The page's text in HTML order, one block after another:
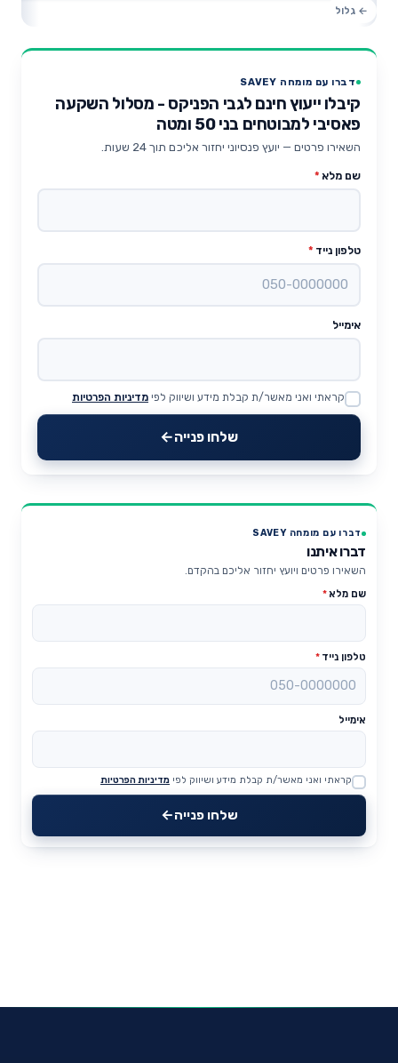
דברו עם מומחה SAVEY
קיבלו ייעוץ חינם לגבי הפניקס - מסלול השקעה
פאסיבי למבוטחים בני 50 ומטה
השאירו פרטים — יועץ פנסיוני יחזור אליכם תוך 24 שעות.
שם מלא *
טלפון נייד *
אימייל
Website
קראתי ואני מאשר/ת קבלת מידע ושיווק לפי מדיניות הפרטיות
שלחו פנייה
דברו עם מומחה SAVEY
דברו איתנו
השאירו פרטים ויועץ יחזור אליכם בהקדם.
שם מלא*
טלפון נייד *
אימייל
Website
קראתי ואני מאשר/ת קבלת מידע ושיווק לפי מדיניות הפרטיות
שלחו פנייה